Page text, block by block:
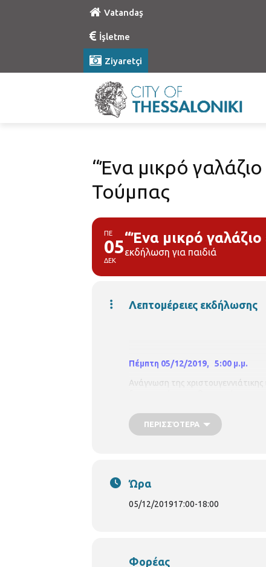
Vatandaş
İşletme
Ziyaretçi
“Ένα μικρό
Τούμπας
ΠΕ
05
ΔΕΚ
“Ένα μικρό
εκδήλωση για παιδιά
Λεπτομέρειες εκδήλωσης
Πέμπτη 05/12/2019, 5:00 μ.μ.
Ανάγνωση της χριστουγεννιάτικης
Με προεγγραφή.Για παιδιά 7-9 ετών.
Συντονίστρια η ψυχολόγος
Δηλώσεις συμμετοχής:
ΠΕΡΙΣΣΌΤΕΡΑ
Ώρα
05/12/201917:00-18:00
Φορέας